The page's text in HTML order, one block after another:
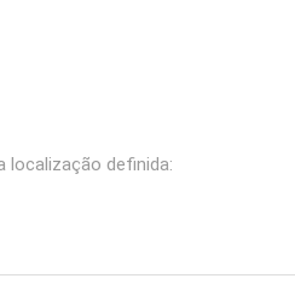
localização definida: